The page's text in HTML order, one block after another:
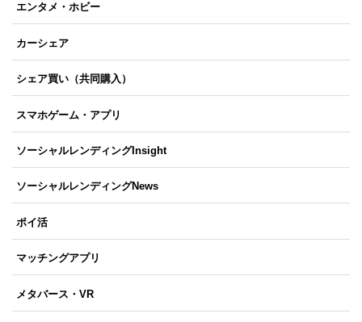
エンタメ・ホビー
カーシェア
シェア買い（共同購入）
スマホゲーム・アプリ
ソーシャルレンディングInsight
ソーシャルレンディングNews
ポイ活
マッチングアプリ
メタバース・VR